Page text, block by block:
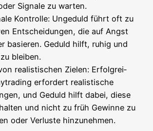
Signa­le zu warten.
Kon­trol­le: Unge­duld führt oft zu
Ent­schei­dun­gen, die auf Angst
basie­ren. Geduld hilft, ruhig und
bleiben.
rea­lis­ti­schen Zie­len: Erfolg­rei­
erfor­dert rea­lis­ti­sche
und Geduld hilft dabei, die­se
und nicht zu früh Gewin­ne zu
oder Ver­lus­te hinzunehmen.